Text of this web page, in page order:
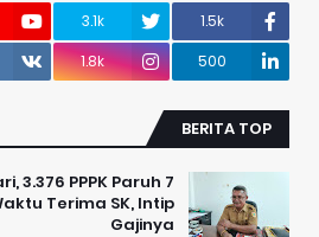
1.5k
3.1k
500
1.8k
BERITA TOP
3.376 PPPK Paruh
Terima SK, Intip
Gajinya